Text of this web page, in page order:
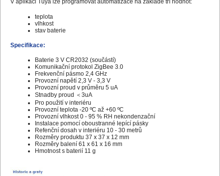
teplota
vlhkost
stav baterie
Specifikace:
Baterie 3 V CR2032 (součástí)
Komunikační protokol ZigBee 3.0
Frekvenční pásmo 2,4 GHz
Provozní napětí 2,3 V - 3,3 V
Provozní proud v průměru 5 uA
Stnadby proud ＜3uA
Pro použití v interiéru
Provozní teplota -20 ºC až +60 ºC
Provozní vlhkost 0 - 95 % RH nekondenzační
Instalace pomocí oboustranné lepící pásky
Refenční dosah v interiéru 10 - 30 metrů
Rozměry produktu 37 x 37 x 12 mm
Rozměry balení 61 x 61 x 16 mm
Hmotnost s baterií 11 g